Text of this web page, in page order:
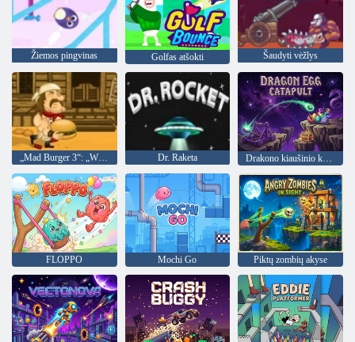
Žiemos pingvinas Golfas atšokti Šaudyti vėžlys
„Mad Burger 3“: „Wild West“ Dr. Raketa Drakono kiaušinio katapulta
FLOPPO Mochi Go Piktų zombių akyse